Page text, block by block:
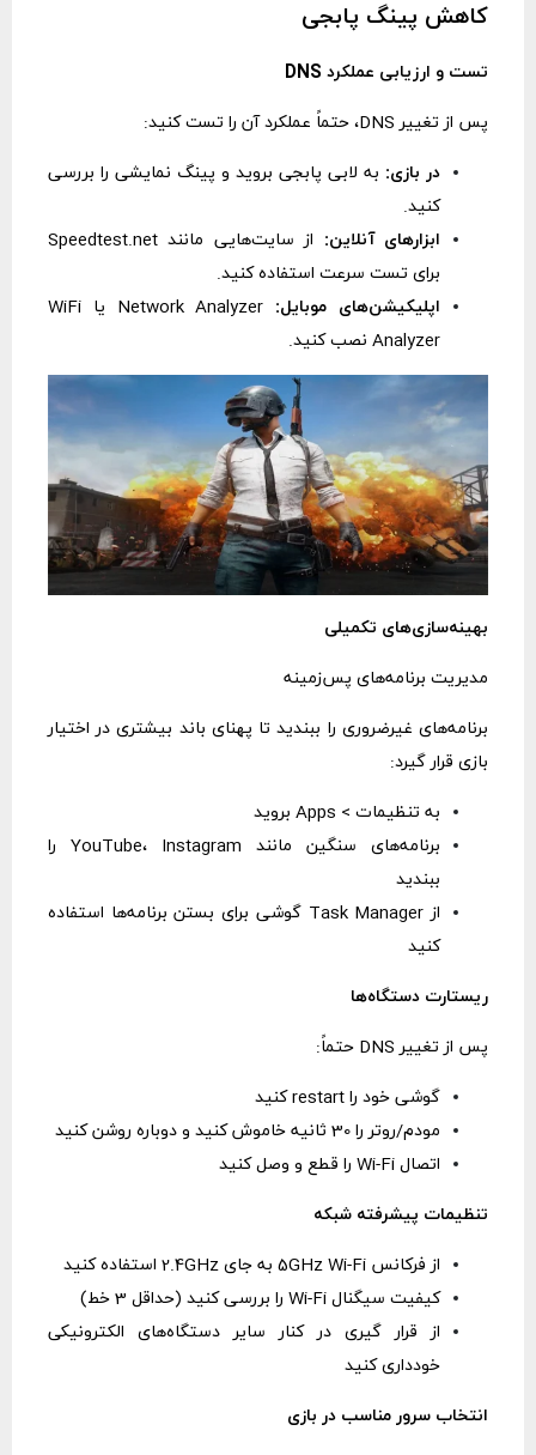
کاهش پینگ پابجی
تست و ارزیابی عملکرد DNS
پس از تغییر DNS، حتماً عملکرد آن را تست کنید:
در بازی: به لابی پابجی بروید و پینگ نمایشی را بررسی
کنید.
ابزارهای آنلاین:
از سایت‌هایی مانند Speedtest.net
برای تست سرعت استفاده کنید.
اپلیکیشن‌های موبایل:
Network Analyzer یا WiFi
Analyzer نصب کنید.
بهینه‌سازی‌های تکمیلی
مدیریت برنامه‌های پس‌زمینه
برنامه‌های غیرضروری را ببندید تا پهنای باند بیشتری در اختیار
بازی قرار گیرد:
به تنظیمات > Apps بروید
برنامه‌های سنگین مانند YouTube، Instagram را
ببندید
از Task Manager گوشی برای بستن برنامه‌ها استفاده
کنید
ریستارت دستگاه‌ها
پس از تغییر DNS حتماً:
گوشی خود را restart کنید
مودم/روتر را 30 ثانیه خاموش کنید و دوباره روشن کنید
اتصال Wi-Fi را قطع و وصل کنید
تنظیمات پیشرفته شبکه
از فرکانس 5GHz Wi-Fi به جای 2.4GHz استفاده کنید
کیفیت سیگنال Wi-Fi را بررسی کنید (حداقل 3 خط)
از قرار گیری در کنار سایر دستگاه‌های الکترونیکی
خودداری کنید
انتخاب سرور مناسب در بازی